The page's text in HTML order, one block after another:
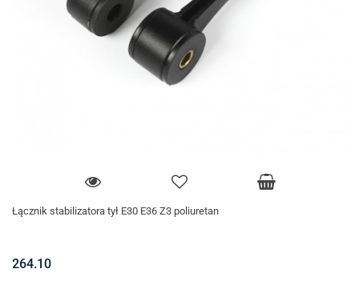
Łącznik stabilizatora tył E30 E36 Z3 poliuretan
264.10